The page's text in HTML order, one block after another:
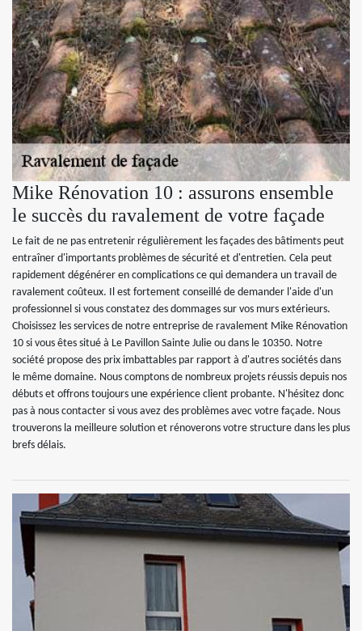
Mike Rénovation 10 : assurons ensemble
le succès du ravalement de votre façade
Le fait de ne pas entretenir régulièrement les façades des bâtiments peut
entraîner d'importants problèmes de sécurité et d'entretien. Cela peut
rapidement dégénérer en complications ce qui demandera un travail de
ravalement coûteux. Il est fortement conseillé de demander l'aide d'un
professionnel si vous constatez des dommages sur vos murs extérieurs.
Choisissez les services de notre entreprise de ravalement Mike Rénovation
10 si vous êtes situé à Le Pavillon Sainte Julie ou dans le 10350. Notre
société propose des prix imbattables par rapport à d'autres sociétés dans
le même domaine. Nous comptons de nombreux projets réussis depuis nos
débuts et offrons toujours une expérience client probante. N'hésitez donc
pas à nous contacter si vous avez des problèmes avec votre façade. Nous
trouverons la meilleure solution et rénoverons votre structure dans les plus
brefs délais.